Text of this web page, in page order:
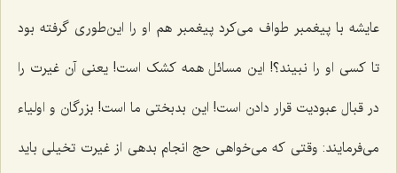
عایشه با پیغمبر طواف مى‌کرد پیغمبر هم او را این‌طوری گرفته بود
تا کسى او را نبیند؟! این مسائل همه کشک است! یعنى آن غیرت را
در قبال عبودیت قرار دادن است! این بدبختى ما است! بزرگان و اولیاء
مى‌فرمایند: وقتى که مى‌خواهى حج انجام بدهى از غیرت تخیلى باید